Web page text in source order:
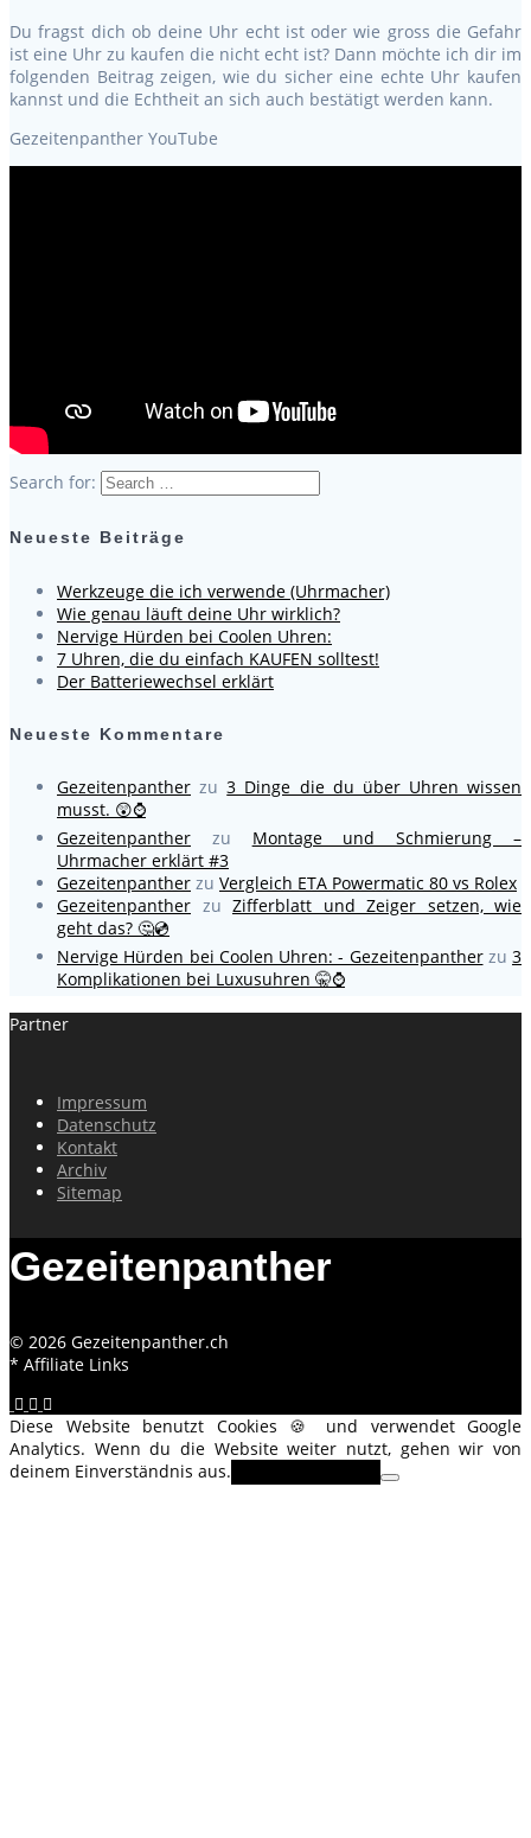
Du fragst dich ob deine Uhr echt ist oder wie gross die Gefahr
ist eine Uhr zu kaufen die nicht echt ist? Dann möchte ich dir im
folgenden Beitrag zeigen, wie du sicher eine echte Uhr kaufen
kannst und die Echtheit an sich auch bestätigt werden kann.
Gezeitenpanther YouTube
Search for:
Neueste Beiträge
Werkzeuge die ich verwende (Uhrmacher)
Wie genau läuft deine Uhr wirklich?
Nervige Hürden bei Coolen Uhren:
7 Uhren, die du einfach KAUFEN solltest!
Der Batteriewechsel erklärt
Neueste Kommentare
Gezeitenpanther zu3 Dinge die du über Uhren wissen
musst. 😲⌚
Gezeitenpanther zu Montage und Schmierung –
Uhrmacher erklärt #3
Gezeitenpanther zu Vergleich ETA Powermatic 80 vs Rolex
Gezeitenpanther zu Zifferblatt und Zeiger setzen, wie
geht das? 🤔💿
Nervige Hürden bei Coolen Uhren: - Gezeitenpantherzu 3
Komplikationen bei Luxusuhren 🤫⌚
Partner
Impressum
Datenschutz
Kontakt
Archiv
Sitemap
Gezeitenpanther
© 2026 Gezeitenpanther.ch
* Affiliate Links
Diese Website benutzt Cookies 🍪 und verwendet Google
Analytics. Wenn du die Website weiter nutzt, gehen wir von
deinem Einverständnis aus.